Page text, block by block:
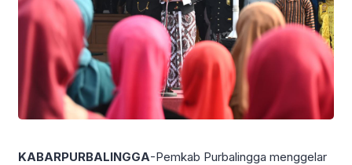
KABARPURBALINGGA-Pemkab Purbalingga menggelar